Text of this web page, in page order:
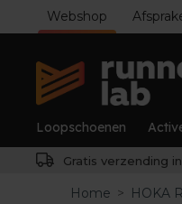
Webshop
Loopschoenen
Gratis verzending
Home > HOKA